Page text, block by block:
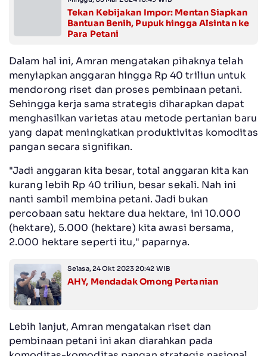
Tekan Kebijakan Impor: Mentan Siapkan
Bantuan Benih, Pupuk hingga Alsintan ke
Para Petani
Dalam hal ini, Amran mengatakan pihaknya telah
menyiapkan anggaran hingga Rp 40 triliun untuk
mendorong riset dan proses pembinaan petani.
Sehingga kerja sama strategis diharapkan dapat
menghasilkan varietas atau metode pertanian baru
yang dapat meningkatkan produktivitas komoditas
pangan secara signifikan.
"Jadi anggaran kita besar, total anggaran kita kan
kurang lebih Rp 40 triliun, besar sekali. Nah ini
nanti sambil membina petani. Jadi bukan
percobaan satu hektare dua hektare, ini 10.000
(hektare), 5.000 (hektare) kita awasi bersama,
2.000 hektare seperti itu," paparnya.
Selasa, 24 Okt 2023 20:42 WIB
AHY, Mendadak Omong Pertanian
Lebih lanjut, Amran mengatakan riset dan
pembinaan petani ini akan diarahkan pada